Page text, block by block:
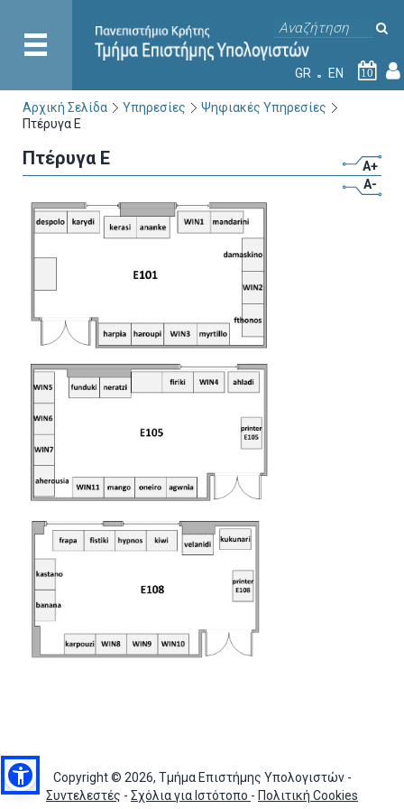
GR EN 10
Αρχική Σελίδα Υπηρεσίες
Ψηφιακές Υπηρεσίες
Πτέρυγα Ε
Πτέρυγα Ε
A+
A-
Copyright © 2026, Τμήμα Επιστήμης Υπολογιστών -
Συντελεστές - Σχόλια για Ιστότοπο - Πολιτική Cookies